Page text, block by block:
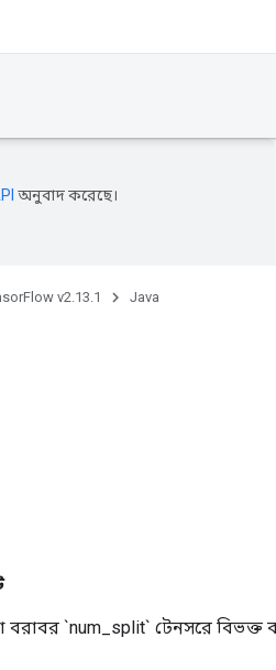
অনুবাদ করেছে।
v2.13.1 Java
বরাবর `num_split` টেনসরে বিভক্ত